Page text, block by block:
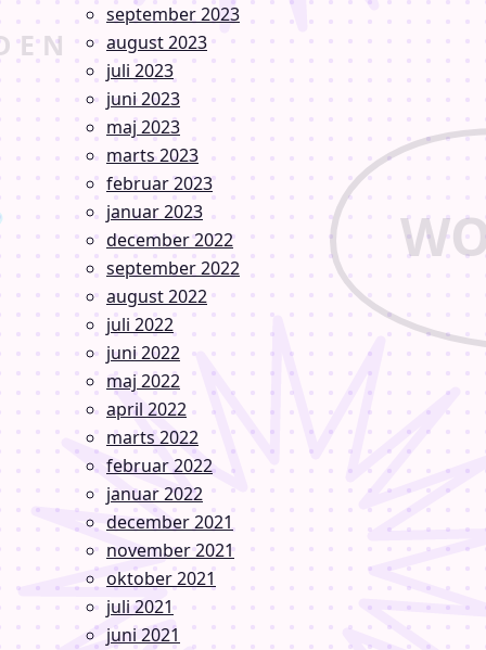
september 2023
august 2023
juli 2023
juni 2023
maj 2023
marts 2023
februar 2023
januar 2023
december 2022
september 2022
august 2022
juli 2022
juni 2022
maj 2022
april 2022
marts 2022
februar 2022
januar 2022
december 2021
november 2021
oktober 2021
juli 2021
juni 2021